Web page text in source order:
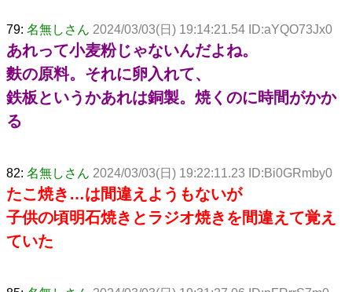
79: 名無しさん 2024/03/03(日) 19:14:21.54 ID:aYQO73Jx0
あれって小麦粉じゃないんだよね。
麩の原料。それに卵入れて、
鉄板というかあれは銅製。焼くのに時間がかか
る
82: 名無しさん 2024/03/03(日) 19:22:11.23 ID:Bi0GRmby0
たこ焼き…は間違えようもないが
子供の頃明石焼きとラジオ焼きを間違えて覚え
ていた